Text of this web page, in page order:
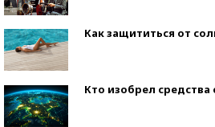
Как защититься от
Кто изобрел средства